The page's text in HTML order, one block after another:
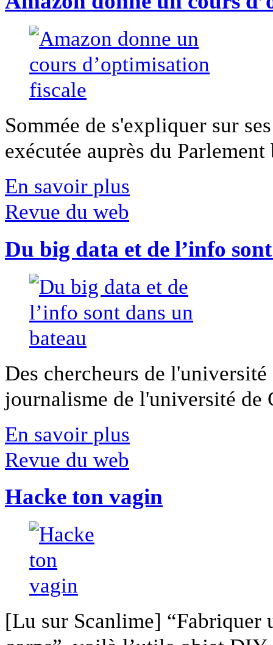
Sommée de s'expliquer sur
exécutée auprès du
En savoir plus
Revue du web
Du big data et de l’info
Des chercheurs de
journalisme de l'université
En savoir plus
Revue du web
Hacke ton vagin
[Lu sur Scanlime] “Fabriquer